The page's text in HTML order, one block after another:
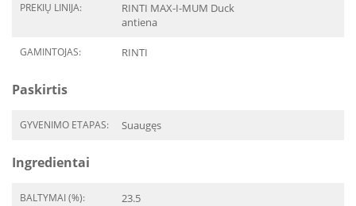
PREKIŲ LINIJA:
RINTI MAX-I-MUM Duck
antiena
GAMINTOJAS: RINTI
Paskirtis
GYVENIMO ETAPAS: Suaugęs
Ingredientai
BALTYMAI (%): 23.5